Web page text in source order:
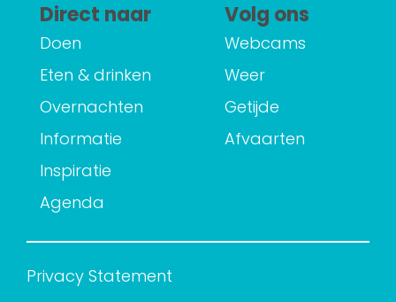
Direct naar
Doen
Eten & drinken
Overnachten
Informatie
Inspiratie
Agenda
Volg ons
Webcams
Weer
Getijde
Afvaarten
Privacy Statement